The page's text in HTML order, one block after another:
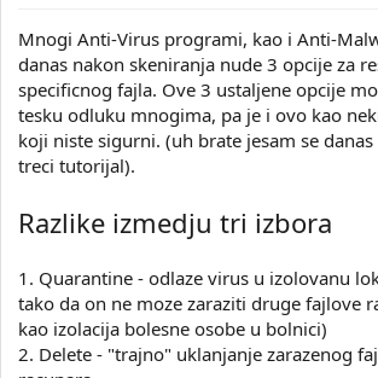
e
a
j
a
Mnogi Anti-Virus programi, kao i Anti-
danas nakon skeniranja nude 3 opcije za
specificnog fajla. Ove 3 ustaljene opcije
tesku odluku mnogima, pa je i ovo kao
koji niste sigurni. (uh brate jesam se
treci tutorijal).
Razlike izmedju tri izbora
1. Quarantine - odlaze virus u izolovanu
tako da on ne moze zaraziti druge fajlove
kao izolacija bolesne osobe u bolnici)
2. Delete - "trajno" uklanjanje zarazenog